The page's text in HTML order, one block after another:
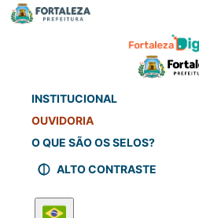
INSTITUCIONAL
OUVIDORIA
O QUE SÃO OS SELOS?
ALTO CONTRASTE